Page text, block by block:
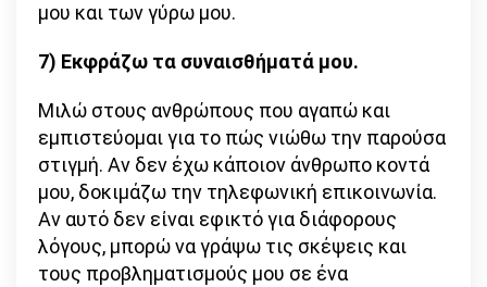
μου και των γύρω μου.
7) Εκφράζω τα συναισθήματά μου.
Μιλώ στους ανθρώπους που αγαπώ και
εμπιστεύομαι για το πώς νιώθω την παρούσα
στιγμή. Αν δεν έχω κάποιον άνθρωπο κοντά
μου, δοκιμάζω την τηλεφωνική επικοινωνία.
Αν αυτό δεν είναι εφικτό για διάφορους
λόγους, μπορώ να γράψω τις σκέψεις και
τους προβληματισμούς μου σε ένα